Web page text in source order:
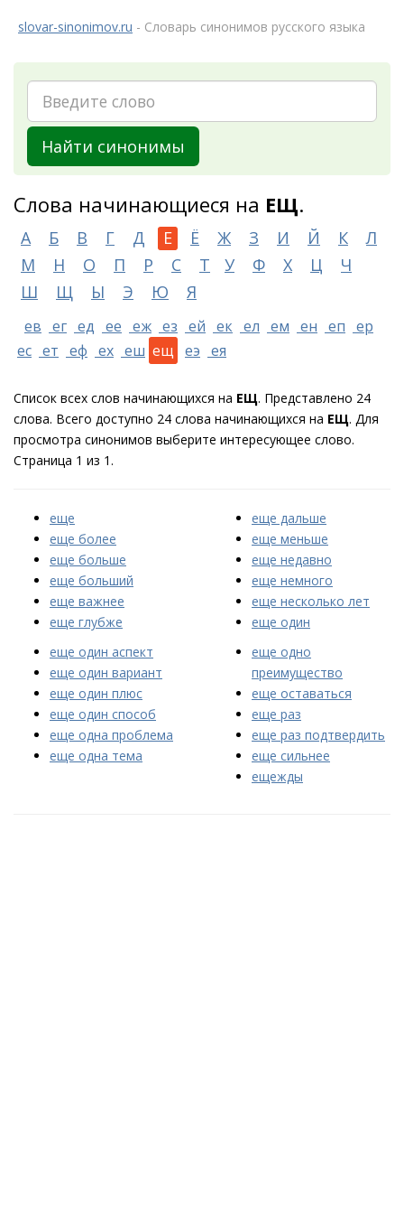
slovar-sinonimov.ru - Словарь синонимов русского языка
Найти синонимы
Слова начинающиеся на ЕЩ.
А Б В Г Д Е Ё Ж З И Й К
Л
М
Н О П Р С Т У Ф Х Ц
Ч
Ш
Щ Ы Э Ю Я
ев ег ед ее еж ез ей ек ел ем ен еп ер
ес ет еф ех еш ещ еэ ея
Список всех слов начинающихся на ЕЩ. Представлено 24
слова. Всего доступно 24 слова начинающихся на ЕЩ. Для
просмотра синонимов выберите интересующее слово.
Страница 1 из 1.
еще
еще более
еще больше
еще больший
еще важнее
еще глубже
еще дальше
еще меньше
еще недавно
еще немного
еще несколько лет
еще один
еще один аспект
еще один вариант
еще один плюс
еще один способ
еще одна проблема
еще одна тема
еще одно
преимущество
еще оставаться
еще раз
еще раз подтвердить
еще сильнее
ещежды